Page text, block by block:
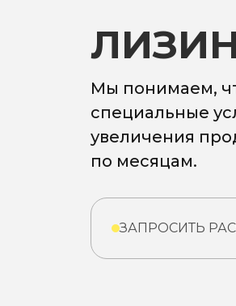
Мы понимаем,
специальные
увеличения
по месяцам.
ЗАПРОСИТЬ